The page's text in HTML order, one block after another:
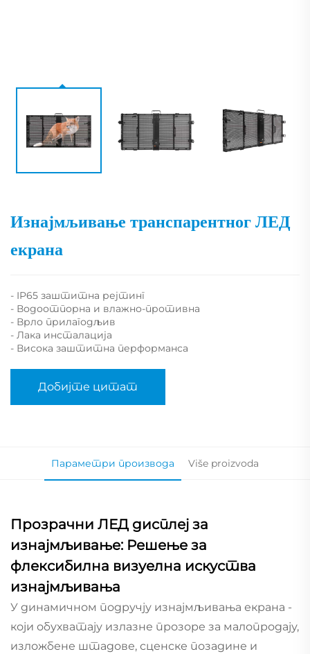
Изнајмљивање транспарентног ЛЕД
екрана
- IP65 заштитна рејтинг
- Водоотпорна и влажно-противна
- Врло прилагодљив
- Лака инсталација
- Висока заштитна перформанса
Добијте цитат
Параметри производа Više proizvoda
Прозрачни ЛЕД дисплеј за
изнајмљивање: Решење за
флексибилна визуелна искуства
изнајмљивања
У динамичном подручју изнајмљивања екрана -
који обухватају излазне прозоре за малопродају,
изложбене штадове, сценске позадине и